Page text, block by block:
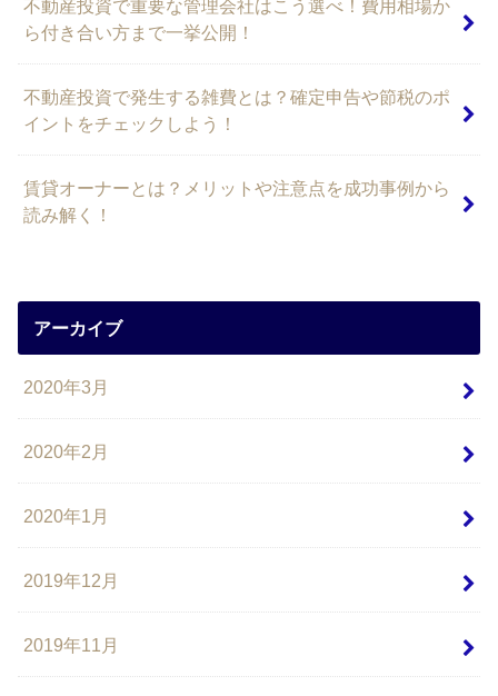
不動産投資で重要な管理会社はこう選べ！費用相場か
ら付き合い方まで一挙公開！
不動産投資で発生する雑費とは？確定申告や節税のポ
イントをチェックしよう！
賃貸オーナーとは？メリットや注意点を成功事例から
読み解く！
アーカイブ
2020年3月
2020年2月
2020年1月
2019年12月
2019年11月